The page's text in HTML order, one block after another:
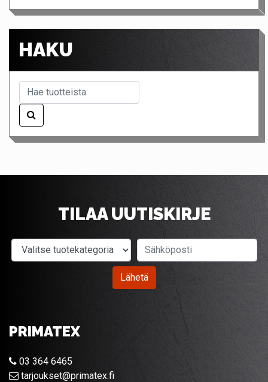
HAKU
TILAA UUTISKIRJE
Valitse tuotekategoria
Lähetä
PRIMATEX
03 364 6465
tarjoukset@primatex.fi